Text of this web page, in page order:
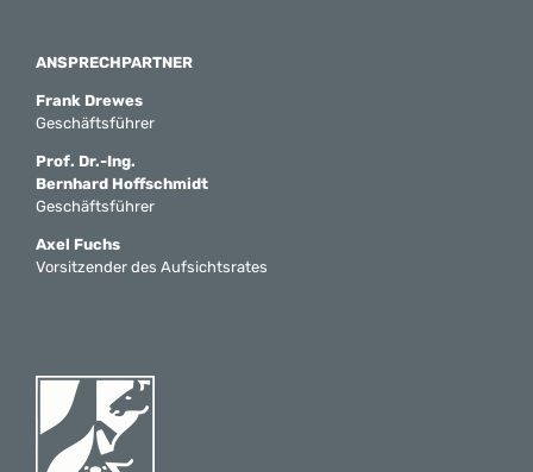
ANSPRECHPARTNER
Frank Drewes
Geschäftsführer
Prof. Dr.-Ing.
Bernhard Hoffschmidt
Geschäftsführer
Axel Fuchs
Vorsitzender des Aufsichtsrates